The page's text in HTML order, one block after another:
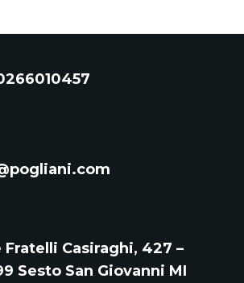
Fratelli Casiraghi, 427 –
Sesto San Giovanni MI